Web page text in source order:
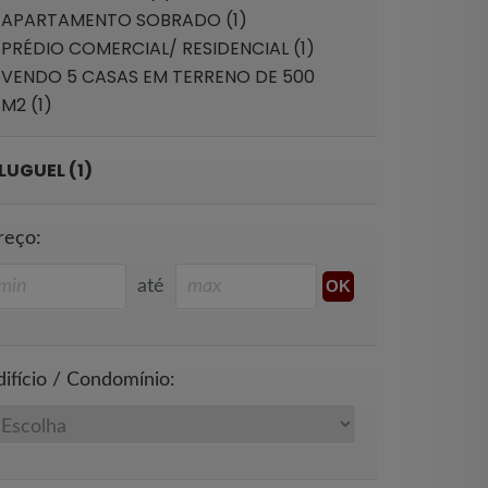
APARTAMENTO SOBRADO (1)
PRÉDIO COMERCIAL/ RESIDENCIAL (1)
VENDO 5 CASAS EM TERRENO DE 500
M2 (1)
(1)
até
/ Condomínio: